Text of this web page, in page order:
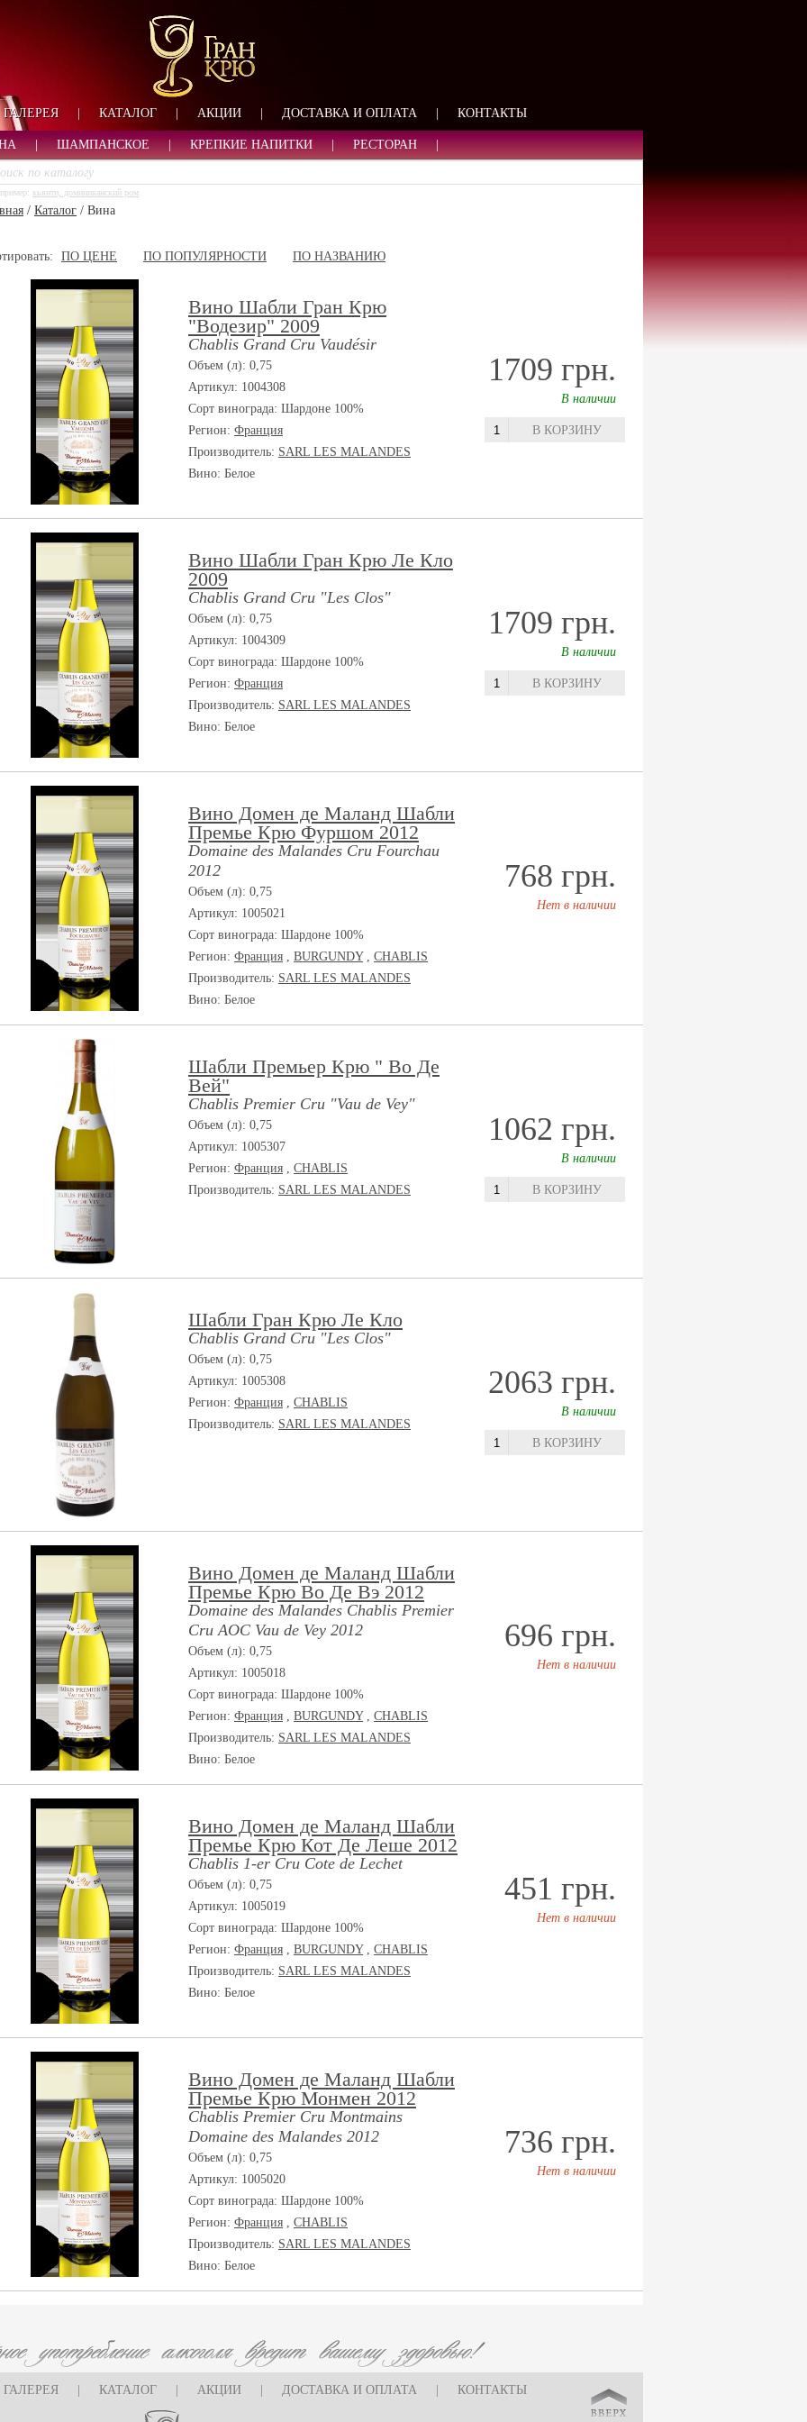
ЛОГИН
ЗАПОМНИТЬ МЕНЯ
ВАШЕ ИМЯ:
ТЕЛЕФОН:
ИМЯ
ГАЛЕРЕЯ | КАТАЛОГ АКЦИИ ДОСТАВКА И ОПЛАТА КОНТАКТЫ
ШАМПАНСКОЕ КРЕПКИЕ НАПИТКИ РЕСТОРАН
кьянти, доминиканский ром
/ Каталог / Вина
ПО ЦЕНЕ ПО ПОПУЛЯРНОСТИ ПО НАЗВАНИЮ
Вино Шабли Гран Крю
"Водезир" 2009
Chablis Grand Cru Vaudésir
Объем (л): 0,75
Артикул: 1004308
Сорт винограда: Шардоне 100%
Регион: Франция
Производитель: SARL LES MALANDES
Вино: Белое
1709 грн.
В наличии
В КОРЗИНУ
Вино Шабли Гран Крю Ле Кло
2009
Chablis Grand Cru "Les Clos"
Объем (л): 0,75
Артикул: 1004309
Сорт винограда: Шардоне 100%
Регион: Франция
Производитель: SARL LES MALANDES
Вино: Белое
1709 грн.
В наличии
В КОРЗИНУ
Вино Домен де Маланд Шабли
Премье Крю Фуршом 2012
Domaine des Malandes Cru Fourchau
2012
Объем (л): 0,75
Артикул: 1005021
Сорт винограда: Шардоне 100%
Регион: Франция , BURGUNDY, CHABLIS
Производитель: SARL LES MALANDES
Вино: Белое
768 грн.
Нет в наличии
Шабли Премьер Крю " Во Де
Вей"
Chablis Premier Cru "Vau de Vey"
Объем (л): 0,75
Артикул: 1005307
Регион: Франция , CHABLIS
Производитель: SARL LES MALANDES
1062 грн.
В наличии
В КОРЗИНУ
Шабли Гран Крю Ле Кло
Chablis Grand Cru "Les Clos"
Объем (л): 0,75
Артикул: 1005308
Регион: Франция , CHABLIS
Производитель: SARL LES MALANDES
2063 грн.
В наличии
В КОРЗИНУ
Вино Домен де Маланд Шабли
Премье Крю Во Де Вэ 2012
Domaine des Malandes Chablis Premier
Cru AOC Vau de Vey 2012
Объем (л): 0,75
Артикул: 1005018
Сорт винограда: Шардоне 100%
Регион: Франция , BURGUNDY, CHABLIS
Производитель: SARL LES MALANDES
Вино: Белое
696 грн.
Нет в наличии
Вино Домен де Маланд Шабли
Премье Крю Кот Де Леше 2012
Chablis 1-er Cru Cote de Lechet
Объем (л): 0,75
Артикул: 1005019
Сорт винограда: Шардоне 100%
Регион: Франция , BURGUNDY, CHABLIS
Производитель: SARL LES MALANDES
Вино: Белое
451 грн.
Нет в наличии
Вино Домен де Маланд Шабли
Премье Крю Монмен 2012
Chablis Premier Cru Montmains
Domaine des Malandes 2012
Объем (л): 0,75
Артикул: 1005020
Сорт винограда: Шардоне 100%
Регион: Франция , CHABLIS
Производитель: SARL LES MALANDES
Вино: Белое
736 грн.
Нет в наличии
ГАЛЕРЕЯ КАТАЛОГ АКЦИИ ДОСТАВКА И ОПЛАТА КОНТАКТЫ